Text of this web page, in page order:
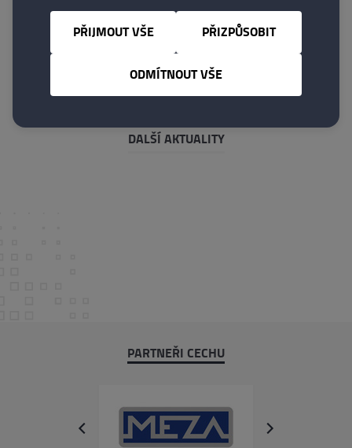
PŘEČÍST
DALŠÍ AKTUALITY
PARTNEŘI CECHU
prev next
PŘIZPŮSOBIT
ODMÍTNOUT VŠE
PŘIJMOUT VŠE